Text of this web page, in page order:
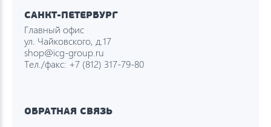
САНКТ-ПЕТЕРБУРГ
Главный офис
ул. Чайковского, д.17
shop@icg-group.ru
Тел./факс: +7 (812) 317-79-80
ОБРАТНАЯ СВЯЗЬ